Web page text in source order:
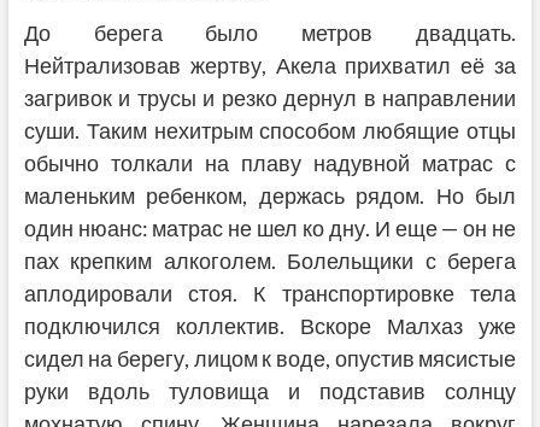
До берега было метров двадцать.
Нейтрализовав жертву, Акела прихватил её за
загривок и трусы и резко дернул в направлении
суши. Таким нехитрым способом любящие отцы
обычно толкали на плаву надувной матрас с
маленьким ребенком, держась рядом. Но был
один нюанс: матрас не шел ко дну. И еще — он не
пах крепким алкоголем. Болельщики с берега
аплодировали стоя. К транспортировке тела
подключился коллектив. Вскоре Малхаз уже
сидел на берегу, лицом к воде, опустив мясистые
руки вдоль туловища и подставив солнцу